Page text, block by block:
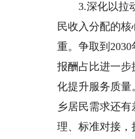
3.深化以拉动
民收入分配的
重。争取到
报酬占比进一步
化提升服务质
乡居民需求还
理、标准对接